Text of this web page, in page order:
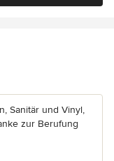
Sanitär und Vinyl,
zur Berufung